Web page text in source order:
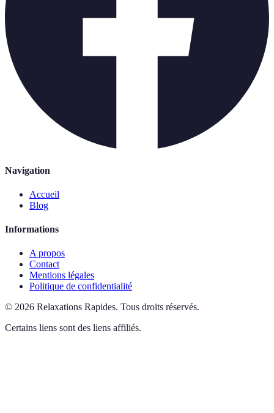
Navigation
Accueil
Blog
Informations
A propos
Contact
Mentions légales
Politique de confidentialité
© 2026 Relaxations Rapides. Tous droits réservés.
Certains liens sont des liens affiliés.